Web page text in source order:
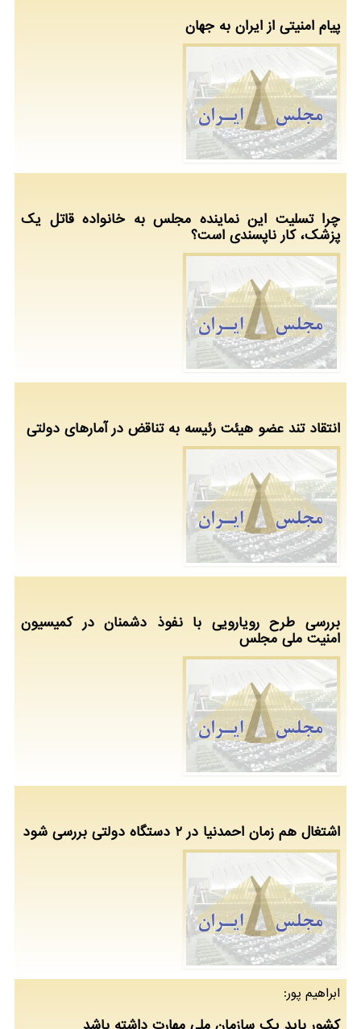
پیام امنیتی از ایران به جهان
چرا تسلیت این نماینده مجلس به خانواده قاتل یک
پزشک، کار ناپسندی است؟
انتقاد تند عضو هیئت رئیسه به تناقض در آمارهای دولتی
بررسی طرح رویارویی با نفوذ دشمنان در کمیسیون
امنیت ملی مجلس
اشتغال هم زمان احمدنیا در ۲ دستگاه دولتی بررسی شود
ابراهیم پور: